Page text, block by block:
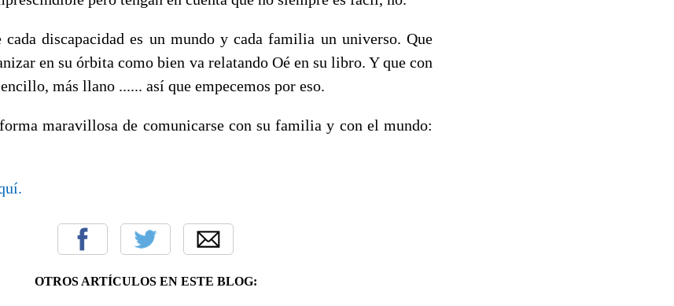
cada discapacidad es un mundo y cada familia un universo. Que
en su órbita como bien va relatando Oé en su libro. Y que con
más llano ...... así que empecemos por eso.
maravillosa de comunicarse con su familia y con el mundo:
OTROS ARTÍCULOS EN ESTE BLOG: